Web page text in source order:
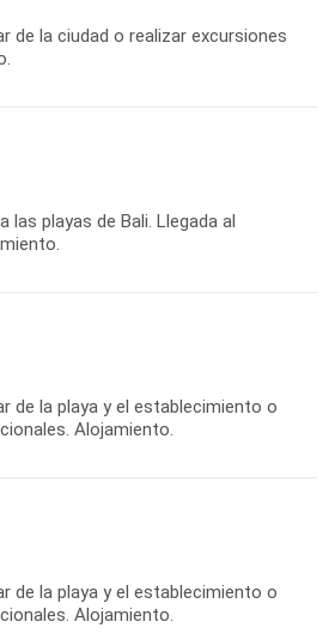
de la ciudad o realizar excursiones
las playas de Bali. Llegada al
de la playa y el establecimiento o
Alojamiento.
de la playa y el establecimiento o
Alojamiento.